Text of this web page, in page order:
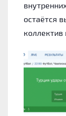
остаётся
коллектив